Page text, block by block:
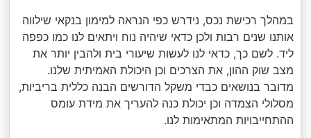
במהלך רכישת נכס, נידרש כפי הנראה למימון בנקאי שילווה
אותנו שנים רבות ולכן כדאי שיהיה נוח ויתאים לנו כמו כפפה
ליד. לשם כך, כדאי לנו לעשות שיעורי בית ולהבין יותר את
מצב שוק ההון, את הצרכים וכן היכולת האמיתית שלנו.
מדובר בנושאים כבדי משקל הדורשים הבנה כללית בריביות,
מסלולי הצמדה וכן יכולת כנה להעריך את מידת עומס
ההתחייבויות המתאימות לנו.